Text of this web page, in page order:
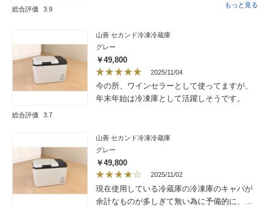
総合評価 3.9
にもたれかけて使用できます。ただ、少し音
す。しっかり揉みほぐしたい人向きです。専
用チェアはお高いのでお手頃価格だと思いま
す。
もっと見る
総合評価 3.7
山善 セカンド冷凍冷蔵庫
グレー
￥49,800
2025/11/04
今の所、ワインセラーとして使ってますが、
年末年始は冷凍庫として活躍しそうです。
山善 セカンド冷凍冷蔵庫
グレー
￥49,800
2025/11/02
現在使用している冷蔵庫の冷凍庫のキャパが
余計なものが多しぎて無い為に予備的に、ま